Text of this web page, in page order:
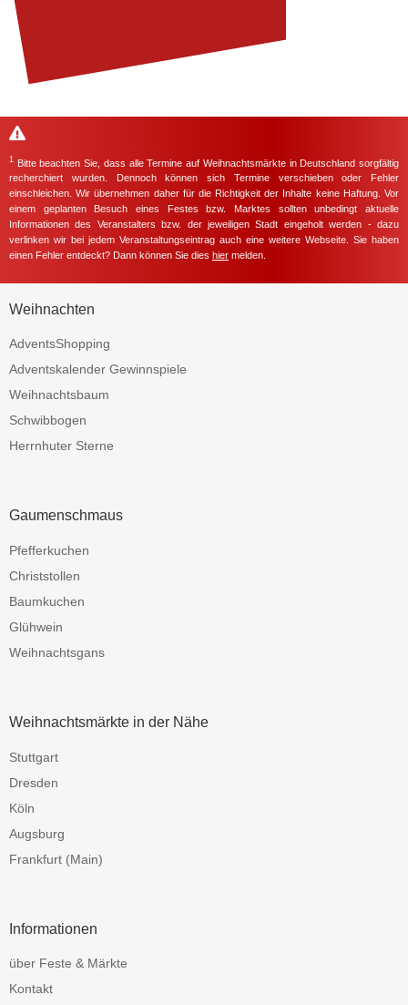
1
Bitte beachten Sie, dass alle Termine auf Weihnachtsmärkte in Deutschland sorgfältig
recherchiert wurden. Dennoch können sich Termine verschieben oder Fehler
einschleichen. Wir übernehmen daher für die Richtigkeit der Inhalte keine Haftung. Vor
einem geplanten Besuch eines Festes bzw. Marktes sollten unbedingt aktuelle
Informationen des Veranstalters bzw. der jeweiligen Stadt eingeholt werden - dazu
verlinken wir bei jedem Veranstaltungseintrag auch eine weitere Webseite. Sie haben
einen Fehler entdeckt? Dann können Sie dies hier melden.
Weihnachten
AdventsShopping
Adventskalender Gewinnspiele
Weihnachtsbaum
Schwibbogen
Herrnhuter Sterne
Gaumenschmaus
Pfefferkuchen
Christstollen
Baumkuchen
Glühwein
Weihnachtsgans
Weihnachtsmärkte in der Nähe
Stuttgart
Dresden
Köln
Augsburg
Frankfurt (Main)
Informationen
über Feste & Märkte
Kontakt